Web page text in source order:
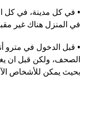
• في كل مدينة، في كل
في المنزل هناك غير
• قبل الدخول في مترو
الصحف، ولكن قبل ان
بحيث يمكن للأشخاص